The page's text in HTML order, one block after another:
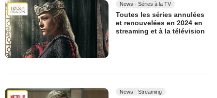
News - Séries à la TV
Toutes les séries annulées
et renouvelées en 2024 en
streaming et à la télévision
News - Streaming